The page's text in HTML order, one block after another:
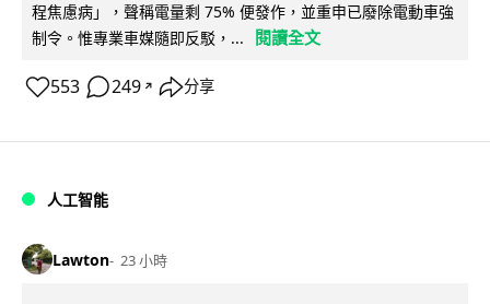
程焦慮病」，聲稱電量剩 75% 便發作，並重申已廢除電動車強
制令。惟專業車媒隨即反駁，...
閱讀全文
553 249 ↗ 分享
人工智能
Lawton 23 小時